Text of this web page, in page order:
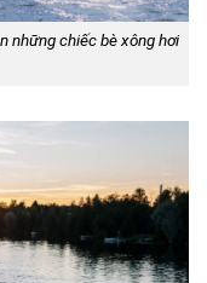
những chiếc bè xông hơi